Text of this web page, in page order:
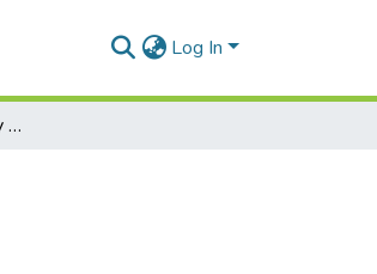
Log In
Improved tribotechnology of running-in